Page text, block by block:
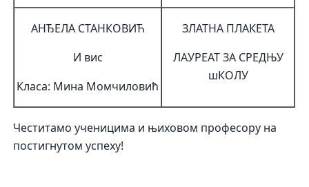
АНЂЕЛА СТАНКОВИЋ
И вис
Класа: Мина Момчиловић
ЗЛАТНА ПЛАКЕТА
ЛАУРЕАТ ЗА СРЕДЊУ
шКОЛУ
Честитамо ученицима и њиховом професору на
постигнутом успеху!